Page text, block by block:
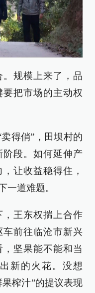
规模上来了，品
把市场的主动权
得俏”，田坝村的
阶段。如何延伸产
让收益稳得住，
一道难题。
，王东权揣上合作
前往临沧市新兴
坚果能不能和当
新的火花。没想
榨汁”的提议表现